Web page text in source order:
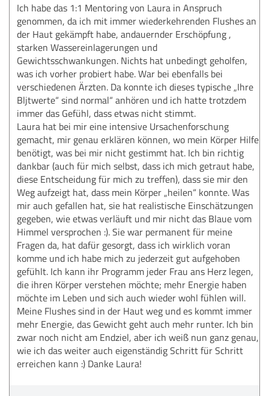
Ich habe das 1:1 Mentoring von Laura in Anspruch
genommen, da ich mit immer wiederkehrenden Flushes an
der Haut gekämpft habe, andauernder Erschöpfung ,
starken Wassereinlagerungen und
Gewichtsschwankungen. Nichts hat unbedingt geholfen,
was ich vorher probiert habe. War bei ebenfalls bei
verschiedenen Ärzten. Da konnte ich dieses typische „Ihre
Bljtwerte“ sind normal“ anhören und ich hatte trotzdem
immer das Gefühl, dass etwas nicht stimmt.
Laura hat bei mir eine intensive Ursachenforschung
gemacht, mir genau erklären können, wo mein Körper Hilfe
benötigt, was bei mir nicht gestimmt hat. Ich bin richtig
dankbar (auch für mich selbst, dass ich mich getraut habe,
diese Entscheidung für mich zu treffen), dass sie mir den
Weg aufzeigt hat, dass mein Körper „heilen“ konnte. Was
mir auch gefallen hat, sie hat realistische Einschätzungen
gegeben, wie etwas verläuft und mir nicht das Blaue vom
Himmel versprochen :). Sie war permanent für meine
Fragen da, hat dafür gesorgt, dass ich wirklich voran
komme und ich habe mich zu jederzeit gut aufgehoben
gefühlt. Ich kann ihr Programm jeder Frau ans Herz legen,
die ihren Körper verstehen möchte; mehr Energie haben
möchte im Leben und sich auch wieder wohl fühlen will.
Meine Flushes sind in der Haut weg und es kommt immer
mehr Energie, das Gewicht geht auch mehr runter. Ich bin
zwar noch nicht am Endziel, aber ich weiß nun ganz genau,
wie ich das weiter auch eigenständig Schritt für Schritt
erreichen kann :) Danke Laura!